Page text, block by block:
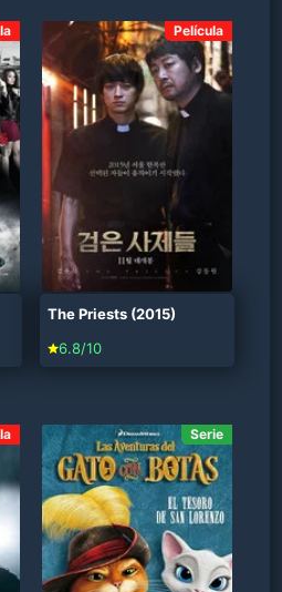
Película
The Priests (2015)
6.8/10
Serie